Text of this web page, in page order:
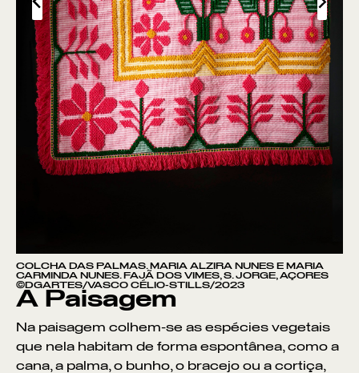
COLCHA DAS PALMAS. MARIA ALZIRA NUNES E MARIA
CARMINDA NUNES. FAJÃ DOS VIMES, S. JORGE, AÇORES
©DGARTES/VASCO CÉLIO-STILLS/2023
A Paisagem
Na paisagem colhem-se as espécies vegetais
que nela habitam de forma espontânea, como a
cana, a palma, o bunho, o bracejo ou a cortiça,